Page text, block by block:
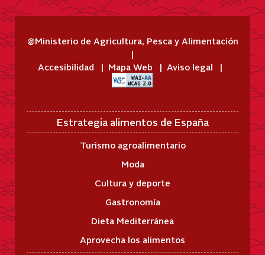
@Ministerio de Agricultura, Pesca y Alimentación
Accesibilidad Mapa Web Aviso legal
Estrategia alimentos de España
Turismo agroalimentario
Moda
Cultura y deporte
Gastronomía
Dieta Mediterránea
Aprovecha los alimentos